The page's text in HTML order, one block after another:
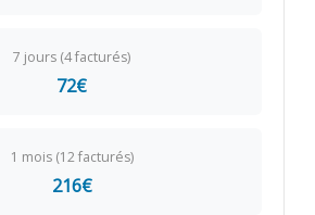
7 jours (4 facturés)
72€
1 mois (12 facturés)
216€